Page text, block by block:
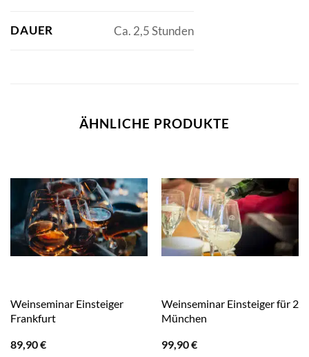
DAUER Ca. 2,5 Stunden
ÄHNLICHE PRODUKTE
Weinseminar Einsteiger
Frankfurt
89,90€
Weinseminar Einsteiger für 2
München
99,90€